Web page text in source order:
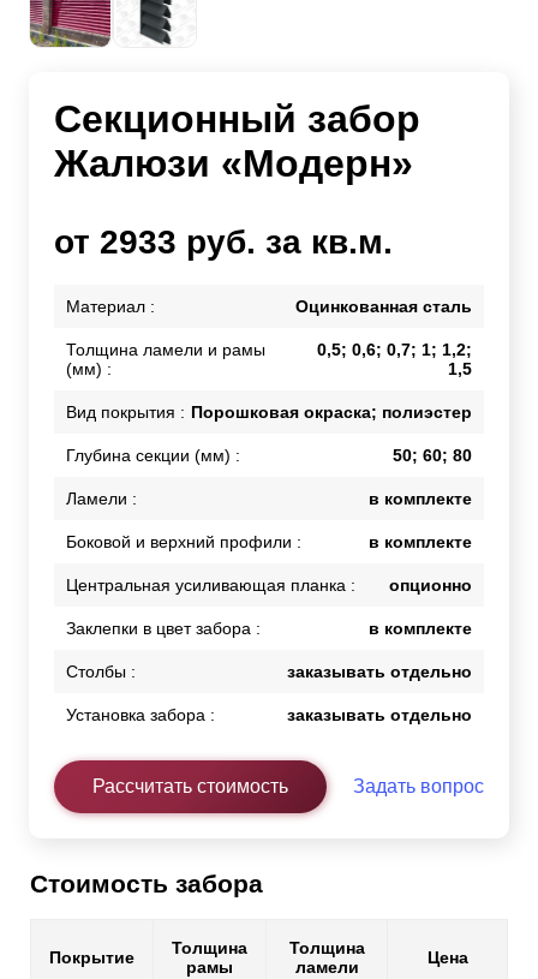
Секционный забор
Жалюзи «Модерн»
от 2933 руб. за кв.м.
Материал : Оцинкованная сталь
Толщина ламели и рамы
(мм) :
0,5; 0,6; 0,7; 1; 1,2;
1,5
Вид покрытия : Порошковая окраска; полиэстер
Глубина секции (мм) : 50; 60; 80
Ламели : в комплекте
Боковой и верхний профили : в комплекте
Центральная усиливающая планка : опционно
Заклепки в цвет забора : в комплекте
Столбы : заказывать отдельно
Установка забора : заказывать отдельно
Рассчитать стоимость Задать вопрос
Стоимость забора
Покрытие
Толщина
рамы
Толщина
ламели
Цена